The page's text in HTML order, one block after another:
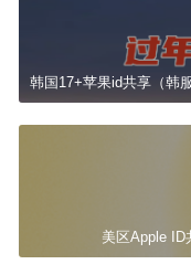
韩国17+苹果id共享（韩
美区Apple ID